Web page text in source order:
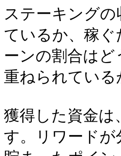
ステーキング
ているか、稼
ーンの割合はど
重ねられてい
獲得した資金
す。リワード